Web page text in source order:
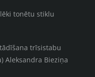
tonētu stiklu
trīsistabu
Aleksandra Bieziņa